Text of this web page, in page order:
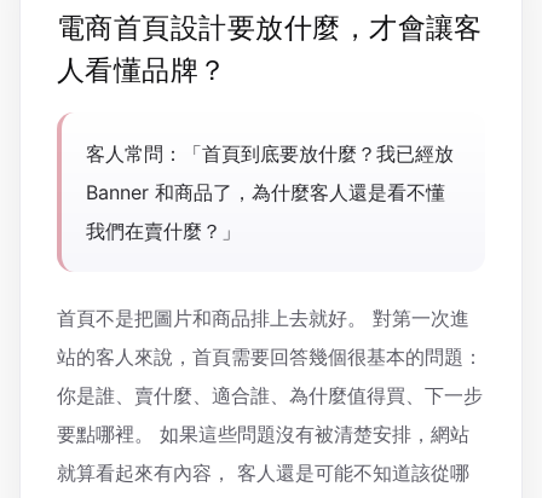
電商首頁設計要放什麼，才會讓客
人看懂品牌？
客人常問：「首頁到底要放什麼？我已經放
Banner 和商品了，為什麼客人還是看不懂
我們在賣什麼？」
首頁不是把圖片和商品排上去就好。 對第一次進
站的客人來說，首頁需要回答幾個很基本的問題：
你是誰、賣什麼、適合誰、為什麼值得買、下一步
要點哪裡。 如果這些問題沒有被清楚安排，網站
就算看起來有內容， 客人還是可能不知道該從哪